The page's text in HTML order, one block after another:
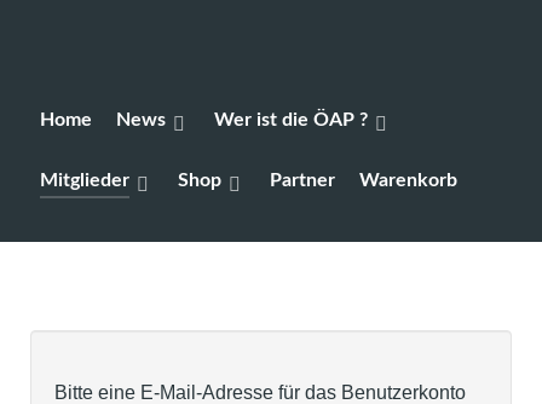
Home News Wer ist die ÖAP ?
Mitglieder Shop Partner Warenkorb
Bitte eine E-Mail-Adresse für das Benutzerkonto